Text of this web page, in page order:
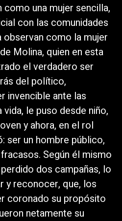
una mujer sencilla,
con las comunidades
observan como la mujer
Molina, quien en esta
el verdadero ser
del político,
invencible ante las
le puso desde niño,
y ahora, en el rol
ser un hombre público,
Según él mismo
dos campañas, lo
y reconocer, que, los
coronado su propósito
netamente su